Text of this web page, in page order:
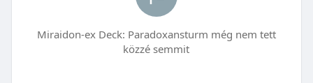
Miraidon-ex Deck: Paradoxansturm még nem tett
közzé semmit